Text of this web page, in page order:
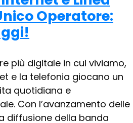
Operatore:
più digitale in cui viviamo,
e la telefonia giocano un
quotidiana e
Con l’avanzamento delle
diffusione della banda